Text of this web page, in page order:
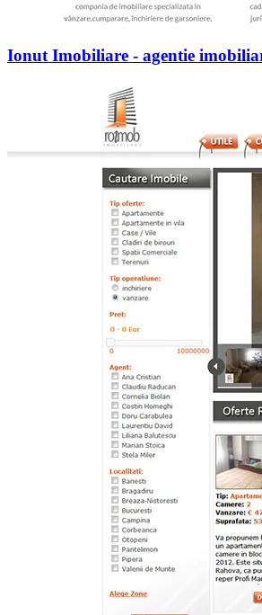
Ionut Imobiliare - agentie